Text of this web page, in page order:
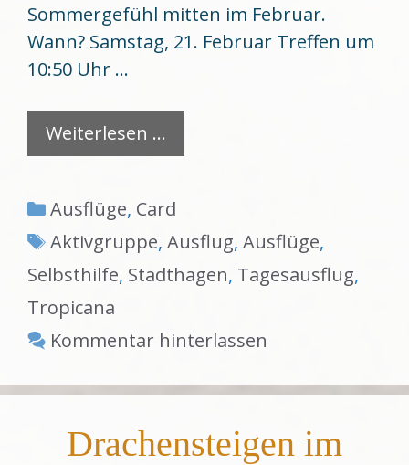
Sommergefühl mitten im Februar.
Wann? Samstag, 21. Februar Treffen um
10:50 Uhr …
Weiterlesen …
Kategorien
Ausflüge, Card
Schlagwörter
Aktivgruppe, Ausflug, Ausflüge,
Selbsthilfe, Stadthagen, Tagesausflug,
Tropicana
Kommentar hinterlassen
Drachensteigen im